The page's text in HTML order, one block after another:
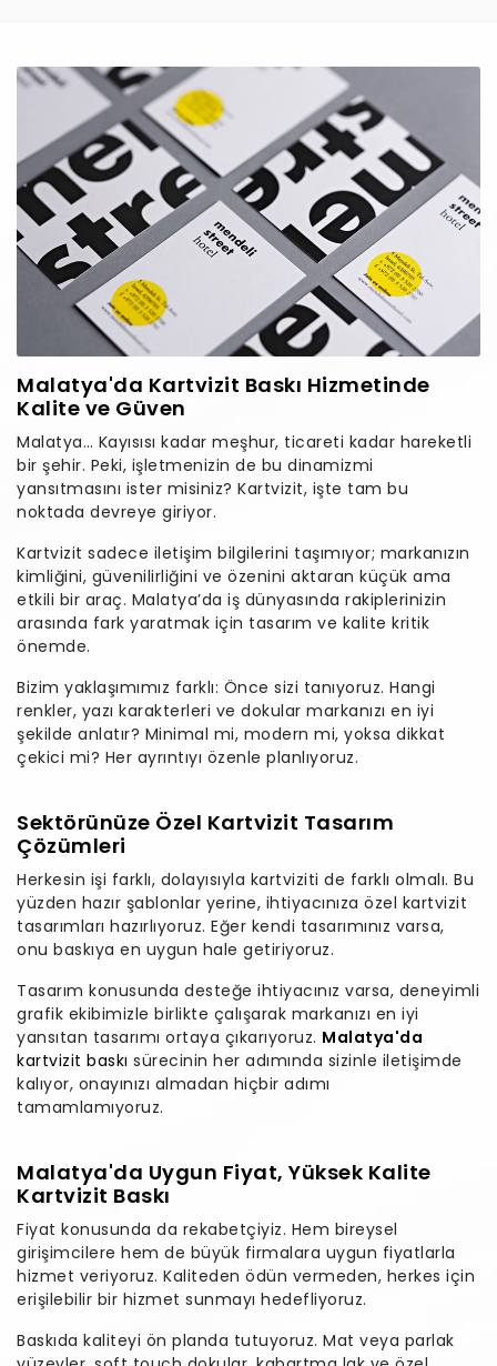
Malatya'da Kartvizit Baskı Hizmetinde
Kalite ve Güven
Malatya… Kayısısı kadar meşhur, ticareti kadar hareketli
bir şehir. Peki, işletmenizin de bu dinamizmi
yansıtmasını ister misiniz? Kartvizit, işte tam bu
noktada devreye giriyor.
Kartvizit sadece iletişim bilgilerini taşımıyor; markanızın
kimliğini, güvenilirliğini ve özenini aktaran küçük ama
etkili bir araç. Malatya’da iş dünyasında rakiplerinizin
arasında fark yaratmak için tasarım ve kalite kritik
önemde.
Bizim yaklaşımımız farklı: Önce sizi tanıyoruz. Hangi
renkler, yazı karakterleri ve dokular markanızı en iyi
şekilde anlatır? Minimal mi, modern mi, yoksa dikkat
çekici mi? Her ayrıntıyı özenle planlıyoruz.
Sektörünüze Özel Kartvizit Tasarım
Çözümleri
Herkesin işi farklı, dolayısıyla kartviziti de farklı olmalı. Bu
yüzden hazır şablonlar yerine, ihtiyacınıza özel kartvizit
tasarımları hazırlıyoruz. Eğer kendi tasarımınız varsa,
onu baskıya en uygun hale getiriyoruz.
Tasarım konusunda desteğe ihtiyacınız varsa, deneyimli
grafik ekibimizle birlikte çalışarak markanızı en iyi
yansıtan tasarımı ortaya çıkarıyoruz. Malatya'da
kartvizit baskı sürecinin her adımında sizinle iletişimde
kalıyor, onayınızı almadan hiçbir adımı
tamamlamıyoruz.
Malatya'da Uygun Fiyat, Yüksek Kalite
Kartvizit Baskı
Fiyat konusunda da rekabetçiyiz. Hem bireysel
girişimcilere hem de büyük firmalara uygun fiyatlarla
hizmet veriyoruz. Kaliteden ödün vermeden, herkes için
erişilebilir bir hizmet sunmayı hedefliyoruz.
Baskıda kaliteyi ön planda tutuyoruz. Mat veya parlak